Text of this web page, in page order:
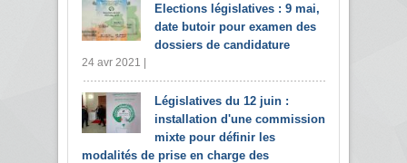
Elections législatives : 9 mai,
date butoir pour examen des
dossiers de candidature
24 avr 2021 |
Législatives du 12 juin :
installation d'une commission
mixte pour définir les
modalités de prise en charge des